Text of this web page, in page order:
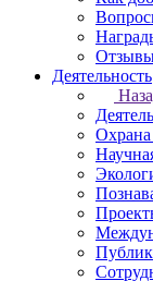
Деятельность
Охрана